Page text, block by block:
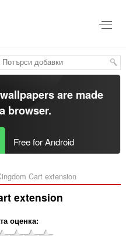
are made
browser.
Free for Android
Cart extension‎
extension
оценка